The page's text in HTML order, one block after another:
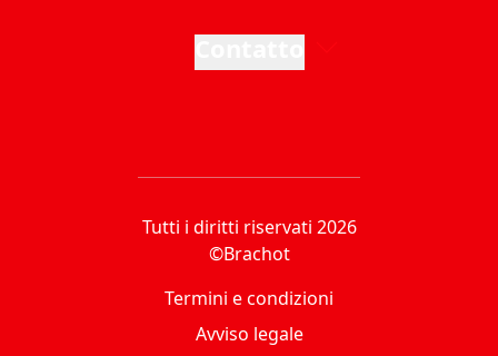
Tutti i diritti riservati 2026
©Brachot
Termini e condizioni
Avviso legale